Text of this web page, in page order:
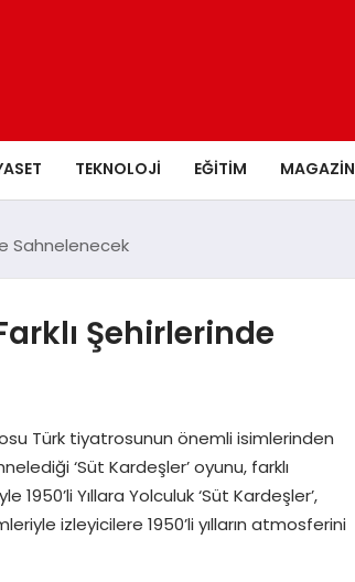
TEKNOLOJI EĞITIM MAGAZIN
Sahnelenecek
Şehirlerinde
Türk tiyatrosunun önemli isimlerinden
‘Süt Kardeşler’ oyunu, farklı
Yıllara Yolculuk ‘Süt Kardeşler’,
izleyicilere 1950’li yılların atmosferini